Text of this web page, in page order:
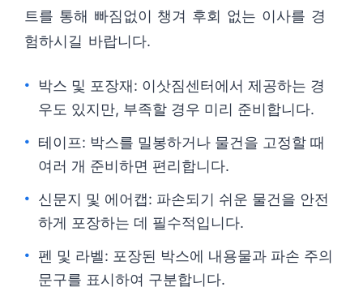
트를 통해 빠짐없이 챙겨 후회 없는 이사를 경
험하시길 바랍니다.
박스 및 포장재: 이삿짐센터에서 제공하는 경
우도 있지만, 부족할 경우 미리 준비합니다.
테이프: 박스를 밀봉하거나 물건을 고정할 때
여러 개 준비하면 편리합니다.
신문지 및 에어캡: 파손되기 쉬운 물건을 안전
하게 포장하는 데 필수적입니다.
펜 및 라벨: 포장된 박스에 내용물과 파손 주의
문구를 표시하여 구분합니다.